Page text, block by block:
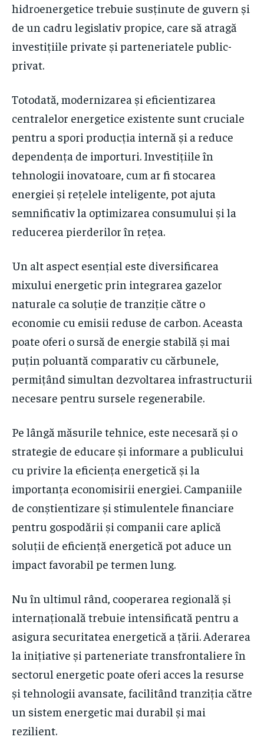
hidroenergetice trebuie susținute de guvern și
de un cadru legislativ propice, care să atragă
investițiile private și parteneriatele public-
privat.
Totodată, modernizarea și eficientizarea
centralelor energetice existente sunt cruciale
pentru a spori producția internă și a reduce
dependența de importuri. Investițiile în
tehnologii inovatoare, cum ar fi stocarea
energiei și rețelele inteligente, pot ajuta
semnificativ la optimizarea consumului și la
reducerea pierderilor în rețea.
Un alt aspect esențial este diversificarea
mixului energetic prin integrarea gazelor
naturale ca soluție de tranziție către o
economie cu emisii reduse de carbon. Aceasta
poate oferi o sursă de energie stabilă și mai
puțin poluantă comparativ cu cărbunele,
permițând simultan dezvoltarea infrastructurii
necesare pentru sursele regenerabile.
Pe lângă măsurile tehnice, este necesară și o
strategie de educare și informare a publicului
cu privire la eficiența energetică și la
importanța economisirii energiei. Campaniile
de conștientizare și stimulentele financiare
pentru gospodării și companii care aplică
soluții de eficiență energetică pot aduce un
impact favorabil pe termen lung.
Nu în ultimul rând, cooperarea regională și
internațională trebuie intensificată pentru a
asigura securitatea energetică a țării. Aderarea
la inițiative și parteneriate transfrontaliere în
sectorul energetic poate oferi acces la resurse
și tehnologii avansate, facilitând tranziția către
un sistem energetic mai durabil și mai
rezilient.